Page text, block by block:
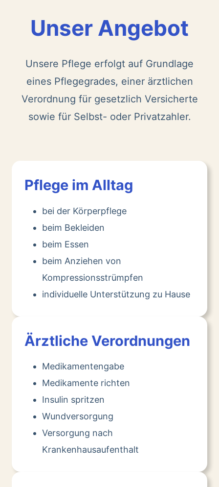
Unser Angebot
Unsere Pflege erfolgt auf Grundlage
eines Pflegegrades, einer ärztlichen
Verordnung für gesetzlich Versicherte
sowie für Selbst- oder Privatzahler.
Pflege im Alltag
bei der Körperpflege
beim Bekleiden
beim Essen
beim Anziehen von
Kompressionsstrümpfen
individuelle Unterstützung zu Hause
Ärztliche Verordnungen
Medikamentengabe
Medikamente richten
Insulin spritzen
Wundversorgung
Versorgung nach
Krankenhausaufenthalt